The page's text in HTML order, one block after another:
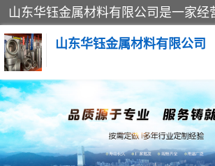
山东华钰金属材料有限公司
不锈钢管
管件标准件